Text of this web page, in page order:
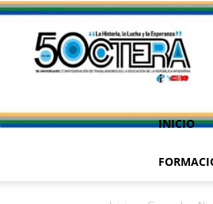
INICIO